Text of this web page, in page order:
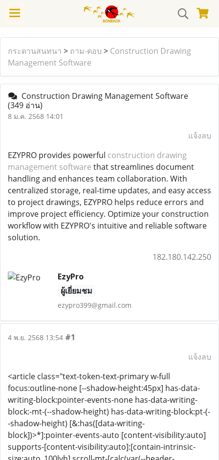
กระดานสนทนา > ถาม-ตอบ > Construction Drawing
Management Software
Construction Drawing Management Software
(349 อ่าน)
8 ม.ค. 2568 14:01
แจ้งลบ
EZYPRO provides powerful construction drawing
management software that streamlines document
handling and enhances team collaboration. With
centralized storage, real-time updates, and easy access
to project drawings, EZYPRO helps reduce errors and
improve project efficiency. Optimize your construction
workflow with EZYPRO's intuitive and reliable software
solution.
182.180.142.250
EzyPro
ผู้เยี่ยมชม
ezypro399@gmail.com
4 พ.ย. 2568 13:54 #1
แจ้งลบ
<article class="text-token-text-primary w-full
focus:outline-none [--shadow-height:45px] has-data-
writing-block:pointer-events-none has-data-writing-
block:-mt-(--shadow-height) has-data-writing-block:pt-(-
-shadow-height) [&:has([data-writing-
block])>*]:pointer-events-auto [content-visibility:auto]
supports-[content-visibility:auto]:[contain-intrinsic-